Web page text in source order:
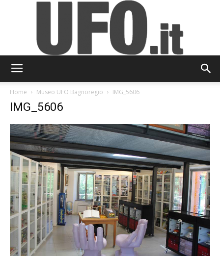
Home Museo UFO Bagnoregio IMG_5606
IMG_5606